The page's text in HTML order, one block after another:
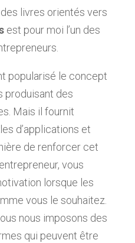
livres orientés vers
est pour moi l’un des
popularisé le concept
produisant des
Mais il fournit
d’applications et
de renforcer cet
vous
lorsque les
vous le souhaitez.
nous imposons des
qui peuvent être